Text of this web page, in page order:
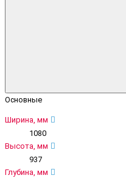
Основные
Ширина, мм
1080
Высота, мм
937
Глубина, мм